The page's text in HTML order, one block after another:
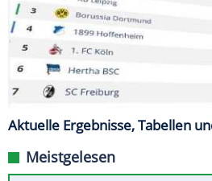
Aktuelle Ergebnisse, Tabellen
Meistgelesen